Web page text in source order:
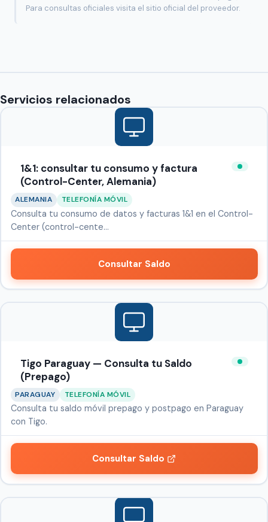
Para consultas oficiales visita el sitio oficial del proveedor.
Servicios relacionados
1&1: consultar tu consumo y factura
(Control-Center, Alemania)
ALEMANIA TELEFONÍA MÓVIL
Consulta tu consumo de datos y facturas 1&1 en el Control-
Center (control-cente…
Consultar Saldo
Tigo Paraguay — Consulta tu Saldo
(Prepago)
PARAGUAY TELEFONÍA MÓVIL
Consulta tu saldo móvil prepago y postpago en Paraguay
con Tigo.
Consultar Saldo